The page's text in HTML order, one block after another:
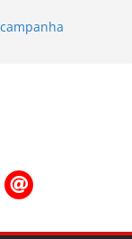
que exige
indústria e
salarial